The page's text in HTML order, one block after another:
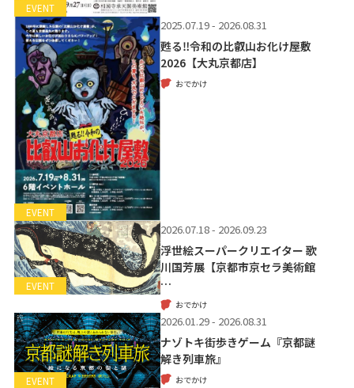
EVENT
EVENT
2025.07.19 - 2026.08.31
甦る‼令和の比叡山お化け屋敷
2026【大丸京都店】
おでかけ
EVENT
2026.07.18 - 2026.09.23
浮世絵スーパークリエイター 歌
川国芳展【京都市京セラ美術館
…
おでかけ
EVENT
2026.01.29 - 2026.08.31
ナゾトキ街歩きゲーム『京都謎
解き列車旅』
おでかけ